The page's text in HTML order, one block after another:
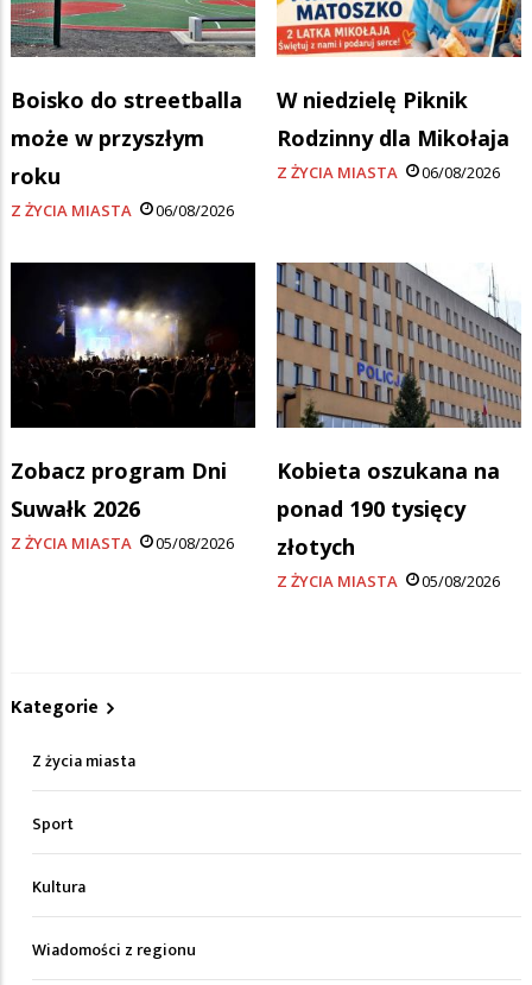
Boisko do streetballa
może w przyszłym
roku
Z ŻYCIA MIASTA 06/08/2026
W niedzielę Piknik
Rodzinny dla Mikołaja
Z ŻYCIA MIASTA 06/08/2026
Zobacz program Dni
Suwałk 2026
Z ŻYCIA MIASTA 05/08/2026
Kobieta oszukana na
ponad 190 tysięcy
złotych
Z ŻYCIA MIASTA 05/08/2026
Kategorie
Z życia miasta
Sport
Kultura
Wiadomości z regionu